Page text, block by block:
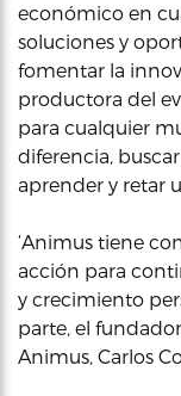
económico en
soluciones y
fomentar la
productora del
para cualquier
diferencia,
aprender y retar
‘Animus tiene
acción para
y crecimiento
parte, el
Animus, Carlos